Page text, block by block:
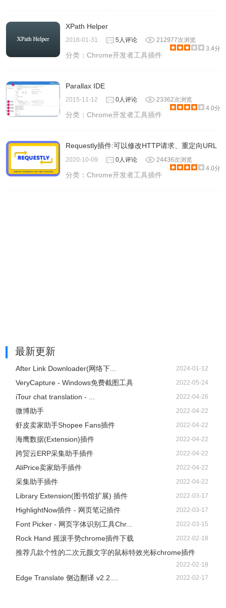
XPath Helper
2018-01-31 5人评论
212977次浏览
3.4分
分类：Chrome开发者工具插件
Parallax IDE
2015-11-12 0人评论
23362次浏览
4.0分
分类：Chrome开发者工具插件
Requestly插件:可以修改HTTP请求、重定向URL
2020-10-09 0人评论
24436次浏览
4.0分
分类：Chrome开发者工具插件
最新更新
After Link Downloader(网络下... 2024-01-12
VeryCapture - Windows免费截图工具 2022-05-24
iTour chat translation - ... 2022-04-26
微博助手 2022-04-22
虾皮卖家助手Shopee Fans插件 2022-04-22
海鹰数据(Extension)插件 2022-04-22
跨贸云ERP采集助手插件 2022-04-22
AliPrice卖家助手插件 2022-04-22
采集助手插件 2022-04-22
Library Extension(图书馆扩展) 插件 2022-03-17
HighlightNow插件 - 网页笔记插件 2022-03-17
Font Picker - 网页字体识别工具Chr... 2022-03-15
Rock Hand 摇滚手势chrome插件下载 2022-02-18
推荐几款个性的二次元颜文字的鼠标特效光标chrome插件
2022-02-18
Edge Translate 侧边翻译 v2.2.... 2022-02-17